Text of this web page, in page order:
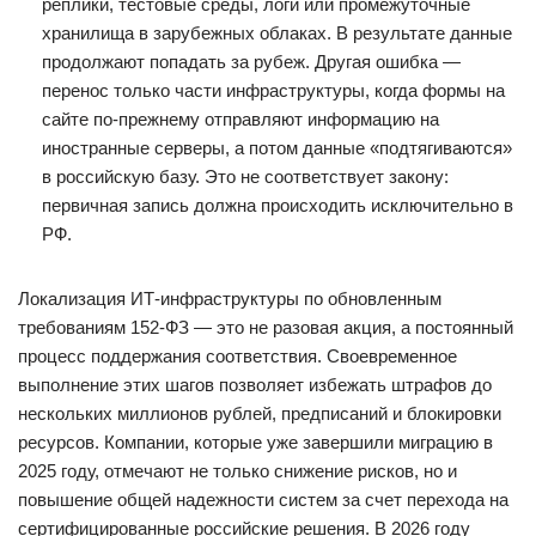
реплики, тестовые среды, логи или промежуточные
хранилища в зарубежных облаках. В результате данные
продолжают попадать за рубеж. Другая ошибка —
перенос только части инфраструктуры, когда формы на
сайте по-прежнему отправляют информацию на
иностранные серверы, а потом данные «подтягиваются»
в российскую базу. Это не соответствует закону:
первичная запись должна происходить исключительно в
РФ.
Локализация ИТ-инфраструктуры по обновленным
требованиям 152-ФЗ — это не разовая акция, а постоянный
процесс поддержания соответствия. Своевременное
выполнение этих шагов позволяет избежать штрафов до
нескольких миллионов рублей, предписаний и блокировки
ресурсов. Компании, которые уже завершили миграцию в
2025 году, отмечают не только снижение рисков, но и
повышение общей надежности систем за счет перехода на
сертифицированные российские решения. В 2026 году